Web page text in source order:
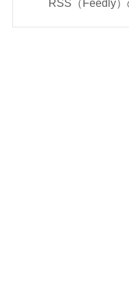
RSS（Feedly）